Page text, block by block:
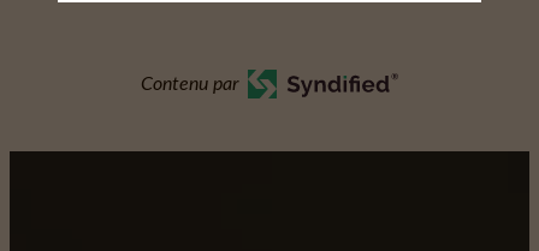
Contenu par